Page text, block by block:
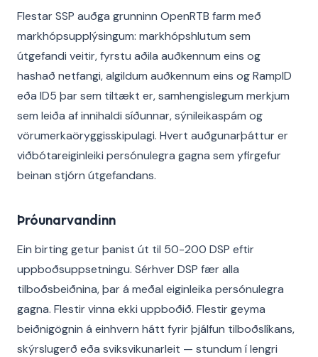
Flestar SSP auðga grunninn OpenRTB farm með
markhópsupplýsingum: markhópshlutum sem
útgefandi veitir, fyrstu aðila auðkennum eins og
hashað netfangi, algildum auðkennum eins og RampID
eða ID5 þar sem tiltækt er, samhengislegum merkjum
sem leiða af innihaldi síðunnar, sýnileikaspám og
vörumerkaöryggisskipulagi. Hvert auðgunarþáttur er
viðbótareiginleiki persónulegra gagna sem yfirgefur
beinan stjórn útgefandans.
Þróunarvandinn
Ein birting getur þanist út til 50-200 DSP eftir
uppboðsuppsetningu. Sérhver DSP fær alla
tilboðsbeiðnina, þar á meðal eiginleika persónulegra
gagna. Flestir vinna ekki uppboðið. Flestir geyma
beiðnigögnin á einhvern hátt fyrir þjálfun tilboðslíkans,
skýrslugerð eða sviksvikunarleit — stundum í lengri